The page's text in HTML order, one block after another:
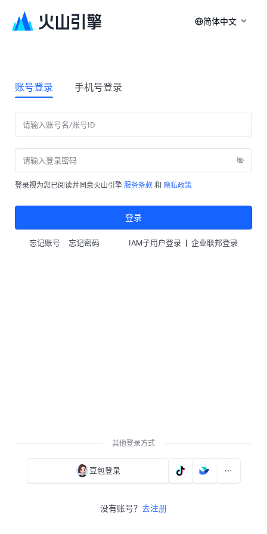
简体中文
账号登录 手机号登录
登录视为您已阅读并同意火山引擎 服务条款 和 隐私政策
登录
忘记账号 忘记密码 IAM子用户登录 | 企业联邦登录
其他登录方式
豆包登录
没有账号？ 去注册